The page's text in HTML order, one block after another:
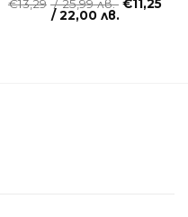
€13,29 / 25,99 лв. €11,25
/ 22,00 лв.